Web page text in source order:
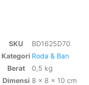
SKU
BD1625D70
Kategori Roda & Ban
Berat
0,5 kg
Dimensi 8 × 8 × 10 cm